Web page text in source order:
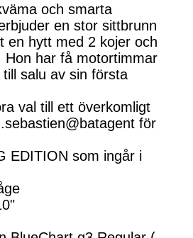
och smarta
en stor sittbrunn
en hytt med 2 kojer och
Hon har få motortimmar
salu av sin första
val till ett överkomligt
för
EDITION som ingår i